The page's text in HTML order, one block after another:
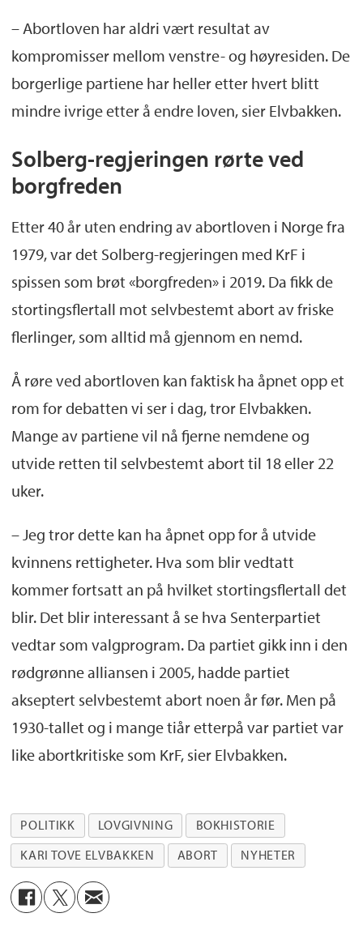
– Abortloven har aldri vært resultat av
kompromisser mellom venstre- og høyresiden. De
borgerlige partiene har heller etter hvert blitt
mindre ivrige etter å endre loven, sier Elvbakken.
Solberg-regjeringen rørte ved
borgfreden
Etter 40 år uten endring av abortloven i Norge fra
1979, var det Solberg-regjeringen med KrF i
spissen som brøt «borgfreden» i 2019. Da fikk de
stortingsflertall mot selvbestemt abort av friske
flerlinger, som alltid må gjennom en nemd.
Å røre ved abortloven kan faktisk ha åpnet opp et
rom for debatten vi ser i dag, tror Elvbakken.
Mange av partiene vil nå fjerne nemdene og
utvide retten til selvbestemt abort til 18 eller 22
uker.
– Jeg tror dette kan ha åpnet opp for å utvide
kvinnens rettigheter. Hva som blir vedtatt
kommer fortsatt an på hvilket stortingsflertall det
blir. Det blir interessant å se hva Senterpartiet
vedtar som valgprogram. Da partiet gikk inn i den
rødgrønne alliansen i 2005, hadde partiet
akseptert selvbestemt abort noen år før. Men på
1930-tallet og i mange tiår etterpå var partiet var
like abortkritiske som KrF, sier Elvbakken.
POLITIKK LOVGIVNING
BOKHISTORIE
KARI TOVE ELVBAKKEN
ABORT NYHETER